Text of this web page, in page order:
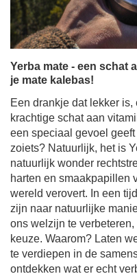
Yerba mate - een schat
je mate kalebas!
Een drankje dat lekker
krachtige schat aan
een speciaal gevoel
zoiets? Natuurlijk, het is
natuurlijk wonder
harten en smaakpapillen
wereld verovert. In een
zijn naar natuurlijke
ons welzijn te
keuze. Waarom? Laten
te verdiepen in de
ontdekken wat er echt